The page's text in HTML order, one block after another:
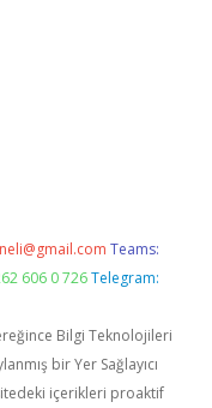
Teams:
606 0 726 Telegram:
Bilgi Teknolojileri
bir Yer Sağlayıcı
içerikleri proaktif